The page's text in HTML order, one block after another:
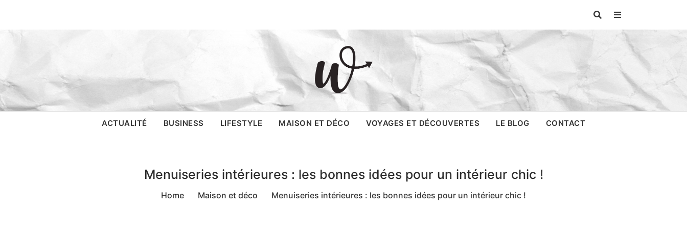
content
WikiNotIzie, le site
ACTUALITÉ BUSINESS LIFESTYLE MAISON ET DÉCO VOYAGES ET DÉCOUVERTES LE BLOG CONTACT
Menuiseries intérieures : les bonnes idées pour un intérieur chic !
Home Maison et déco Menuiseries intérieures : les bonnes idées pour un intérieur chic !